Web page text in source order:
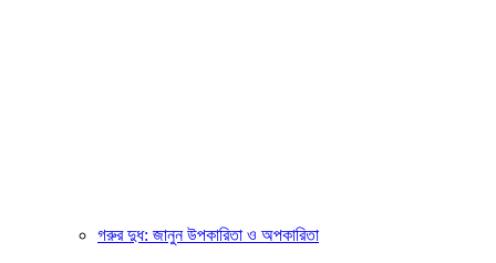
গরুর দুধ: জানুন উপকারিতা ও অপকারিতা